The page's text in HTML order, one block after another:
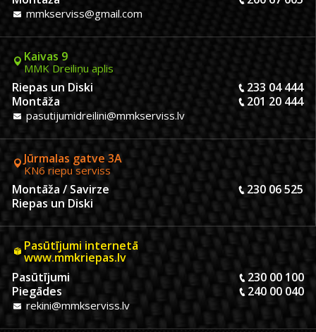
mmkserviss@gmail.com
Kaivas 9
MMK Dreiliņu aplis
Riepas un Diski
233 04 444
Montāža
201 20 444
pasutijumidreilini@mmkserviss.lv
Jūrmalas gatve 3A
KN6 riepu serviss
Montāža / Savirze
230 06 525
Riepas un Diski
Pasūtījumi internetā
www.mmkriepas.lv
Pasūtījumi
230 00 100
Piegādes
240 00 040
rekini@mmkserviss.lv